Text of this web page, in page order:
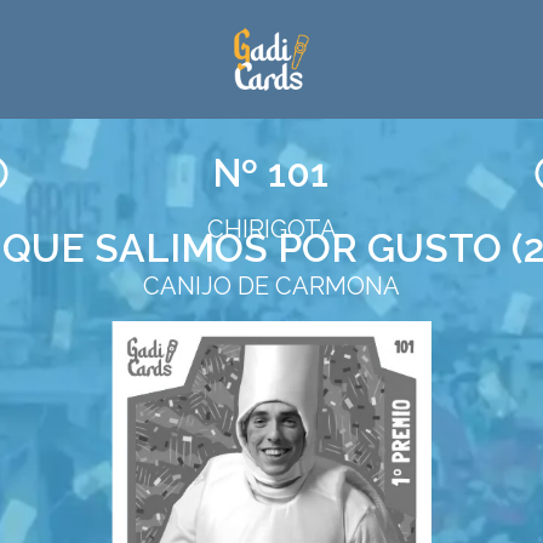
Nº 101
CHIRIGOTA
SALIMOS POR GUSTO
CANIJO DE CARMONA